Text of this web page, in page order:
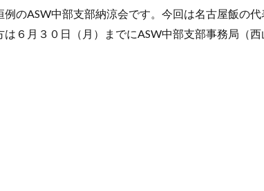
のASW中部支部納涼会です。今回は名古屋飯の
６月３０日（月）までにASW中部支部事務局（